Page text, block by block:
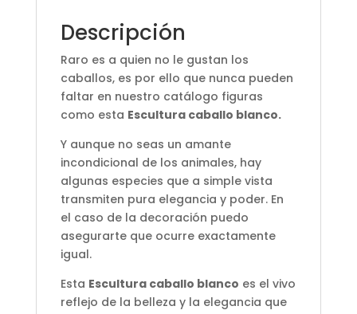
Descripción
Raro es a quien no le gustan los
caballos, es por ello que nunca pueden
faltar en nuestro catálogo figuras
como esta Escultura caballo blanco.
Y aunque no seas un amante
incondicional de los animales, hay
algunas especies que a simple vista
transmiten pura elegancia y poder. En
el caso de la decoración puedo
asegurarte que ocurre exactamente
igual.
Esta Escultura caballo blanco es el vivo
reflejo de la belleza y la elegancia que